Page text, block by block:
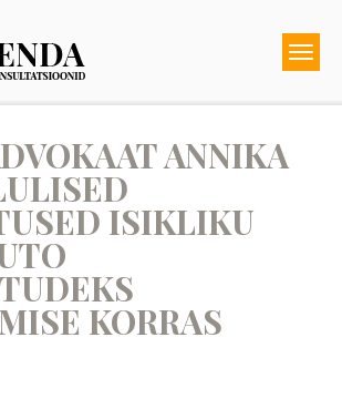
ANNIKA
ISIKLIKU
KORRAS